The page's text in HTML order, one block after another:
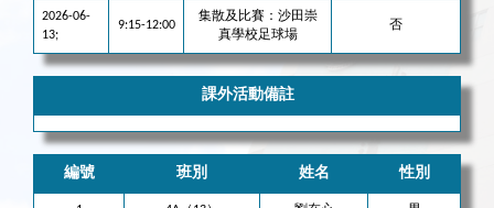
2026-06-
13;
9:15-12:00
集散及比賽：沙田崇
真學校足球場
否
課外活動備註
編號 班別 姓名 性別